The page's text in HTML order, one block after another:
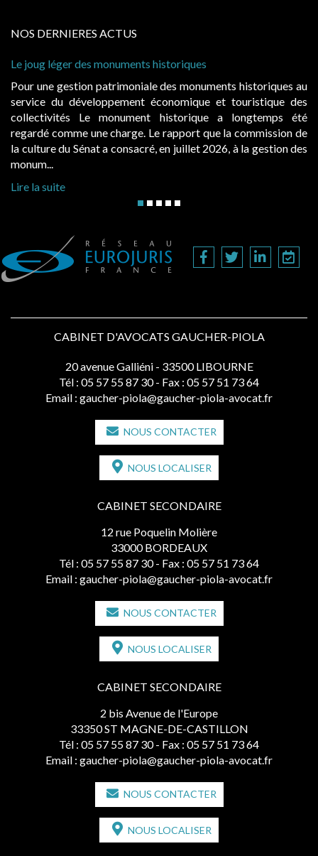
NOS DERNIERES ACTUS
Le joug léger des monuments historiques
Pour une gestion patrimoniale des monuments historiques au
service du développement économique et touristique des
collectivités Le monument historique a longtemps été
regardé comme une charge. Le rapport que la commission de
la culture du Sénat a consacré, en juillet 2026, à la gestion des
monum...
Lire la suite
CABINET D'AVOCATS GAUCHER-PIOLA
20 avenue Galliéni - 33500 LIBOURNE
Tél : 05 57 55 87 30 - Fax : 05 57 51 73 64
Email : gaucher-piola@gaucher-piola-avocat.fr
NOUS CONTACTER
NOUS LOCALISER
CABINET SECONDAIRE
12 rue Poquelin Molière
33000 BORDEAUX
Tél : 05 57 55 87 30 - Fax : 05 57 51 73 64
Email : gaucher-piola@gaucher-piola-avocat.fr
NOUS CONTACTER
NOUS LOCALISER
CABINET SECONDAIRE
2 bis Avenue de l'Europe
33350 ST MAGNE-DE-CASTILLON
Tél : 05 57 55 87 30 - Fax : 05 57 51 73 64
Email : gaucher-piola@gaucher-piola-avocat.fr
NOUS CONTACTER
NOUS LOCALISER